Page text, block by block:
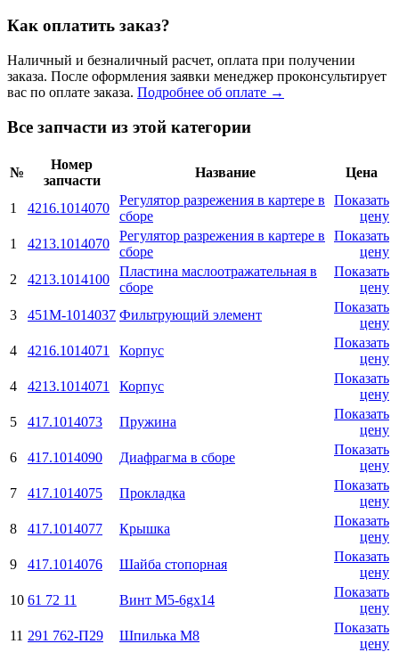
Как оплатить заказ?
Наличный и безналичный расчет, оплата при получении
заказа. После оформления заявки менеджер проконсультирует
вас по оплате заказа. Подробнее об оплате →
Все запчасти из этой категории
№
Номер
запчасти
Название Цена
1 4216.1014070
Регулятор разрежения в картере в
сборе
Показать
цену
1
4213.1014070
Регулятор разрежения в картере в
сборе
Показать
цену
2
4213.1014100
Пластина маслоотражательная в
сборе
Показать
цену
3
451М-1014037 Фильтрующий элемент
Показать
цену
4
4216.1014071 Корпус
Показать
цену
4
4213.1014071 Корпус
Показать
цену
5
417.1014073 Пружина
Показать
цену
6
417.1014090 Диафрагма в сборе
Показать
цену
7
417.1014075 Прокладка
Показать
цену
8
417.1014077 Крышка
Показать
цену
9
417.1014076 Шайба стопорная
Показать
цену
10 61 72 11 Винт М5-6gx14
Показать
цену
11 291 762-П29 Шпилька M8
Показать
цену